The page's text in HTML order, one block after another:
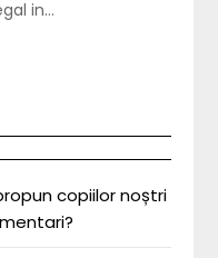
in…
copiilor noștri